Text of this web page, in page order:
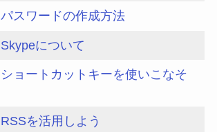
パスワードの作成方法
Skypeについて
ショートカットキーを使いこなそ
RSSを活用しよう